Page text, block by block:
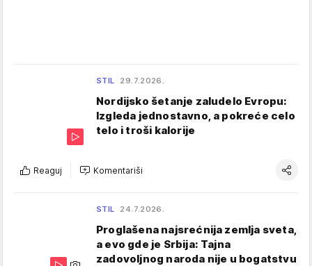
STIL 29.7.2026.
Nordijsko šetanje zaludelo Evropu:
Izgleda jednostavno, a pokreće celo
telo i troši kalorije
Reaguj Komentariši
STIL 24.7.2026.
Proglašena najsrećnija zemlja sveta,
a evo gde je Srbija: Tajna
zadovoljnog naroda nije u bogatstvu